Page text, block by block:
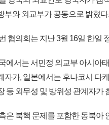
부와 외교부가 공동으로 밝혔다.
협의회는 지난 3월 16일 한일
에서는 서민정 외교부 아시아
자가, 일본에서는 후나코시 다
등 외무성 및 방위성 관계자가
은 북핵 문제를 포함한 동북아